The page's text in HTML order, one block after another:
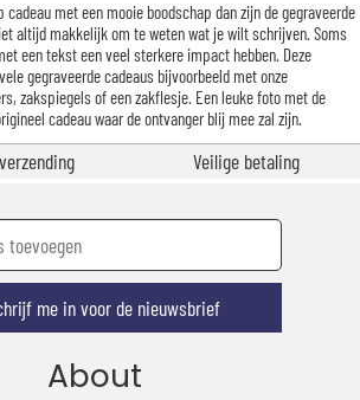
cadeau met een mooie boodschap dan zijn de gegraveerde
altijd makkelijk om te weten wat je wilt schrijven. Soms
een tekst een veel sterkere impact hebben. Deze
gegraveerde cadeaus bijvoorbeeld met onze
zakspiegels of een zakflesje. Een leuke foto met de
cadeau waar de ontvanger blij mee zal zijn.
Veilige betaling
me in voor de nieuwsbrief
About